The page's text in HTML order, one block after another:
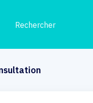
Rechercher